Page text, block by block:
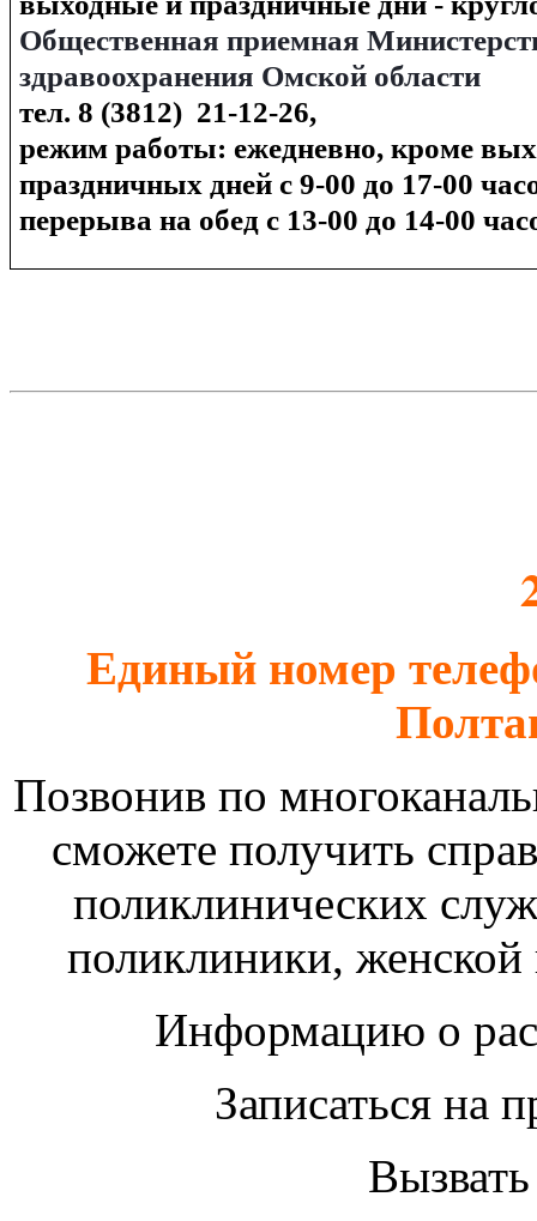
Общественная приемная
здравоохранения Омской области
тел. 8 (3812) 21-12-26,
режим работы: ежедневно, кроме
праздничных дней с 9-00 до 17-00
перерыва на обед с 13-00 до 14-00
Единый номер
Позвонив по
сможете получить
поликлинических
поликлиники, женской
Информацию о
Записаться на